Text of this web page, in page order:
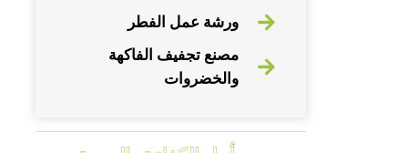
ورشة عمل الفطر
مصنع تجفيف الفاكهة
والخضروات